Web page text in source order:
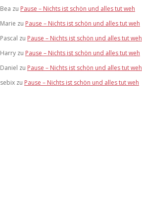
Bea zu Pause – Nichts ist schön und alles tut weh
Marie zu Pause – Nichts ist schön und alles tut weh
Pascal zu Pause – Nichts ist schön und alles tut weh
Harry zu Pause – Nichts ist schön und alles tut weh
Daniel zu Pause – Nichts ist schön und alles tut weh
sebix zu Pause – Nichts ist schön und alles tut weh